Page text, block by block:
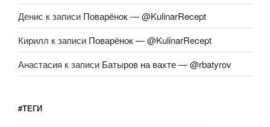
Денис к записи Поварёнок — @KulinarRecept
Кирилл к записи Поварёнок — @KulinarRecept
Анастасия к записи Батыров на вахте — @rbatyrov
#ТЕГИ